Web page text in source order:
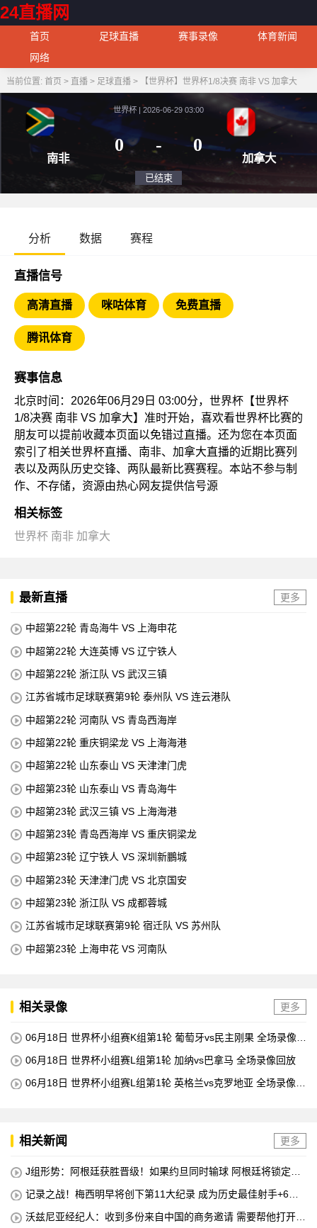
24直播网
首页 足球直播 赛事录像
体育新闻
网络
当前位置: 首页 > 直播> 足球直播> 【世界杯】世界杯1/8决赛 南非 VS 加拿大
南非
世界杯 | 2026-06-29 03:00
0
加
分析 数据 赛程
直播信号
高清直播 咪咕体育 免费直播
腾讯体育
赛事信息
北京时间：2026年06月29日 03:00分，世界杯【世界杯
1/8决赛 南非 VS 加拿大】准时开始，喜欢看世界杯比赛的
朋友可以提前收藏本页面以免错过直播。还为您在本页面
索引了相关世界杯直播、南非、加拿大直播的近期比赛列
表以及两队历史交锋、两队最新比赛赛程。本站不参与制
作、不存储，资源由热心网友提供信号源
相关标签
世界杯 南非 加拿大
最新直播 更多
中超第22轮 青岛海牛 VS 上海申花
中超第22轮 大连英博 VS 辽宁铁人
中超第22轮 浙江队 VS 武汉三镇
江苏省城市足球联赛第9轮 泰州队 VS 连云港队
中超第22轮 河南队 VS 青岛西海岸
中超第22轮 重庆铜梁龙 VS 上海海港
中超第22轮 山东泰山 VS 天津津门虎
中超第23轮 山东泰山 VS 青岛海牛
中超第23轮 武汉三镇 VS 上海海港
中超第23轮 青岛西海岸 VS 重庆铜梁龙
中超第23轮 辽宁铁人 VS 深圳新鵬城
中超第23轮 天津津门虎 VS 北京国安
中超第23轮 浙江队 VS 成都蓉城
江苏省城市足球联赛第9轮 宿迁队 VS 苏州队
中超第23轮 上海申花 VS 河南队
相关录像 更多
06月18日 世界杯小组赛K组第1轮 葡萄牙vs民主刚果 全场录像回
06月18日 世界杯小组赛L组第1轮 加纳vs巴拿马 全场录像回放
06月18日 世界杯小组赛L组第1轮 英格兰vs克罗地亚 全场录像回
相关新闻 更多
J组形势：阿根廷获胜晋级！如果约旦同时输球 阿根廷将锁定榜
记录之战！梅西明早将创下第11大纪录 成为历史最佳射手+6次
沃兹尼亚经纪人：收到多份来自中国的商务邀请 需要帮他打开中